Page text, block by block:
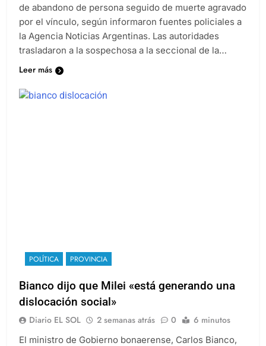
de abandono de persona seguido de muerte agravado
por el vínculo, según informaron fuentes policiales a
la Agencia Noticias Argentinas. Las autoridades
trasladaron a la sospechosa a la seccional de la…
Leer más
POLÍTICA PROVINCIA
Bianco dijo que Milei «está generando una
dislocación social»
Diario EL SOL 2 semanas atrás 0 6 minutos
El ministro de Gobierno bonaerense, Carlos Bianco,